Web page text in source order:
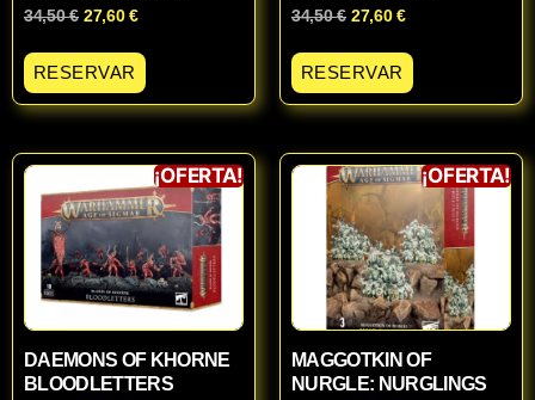
34,50€ 27,60€
RESERVAR
34,50€ 27,60€
RESERVAR
¡OFERTA!
DAEMONS OF KHORNE
BLOODLETTERS
¡OFERTA!
MAGGOTKIN OF
NURGLE: NURGLINGS